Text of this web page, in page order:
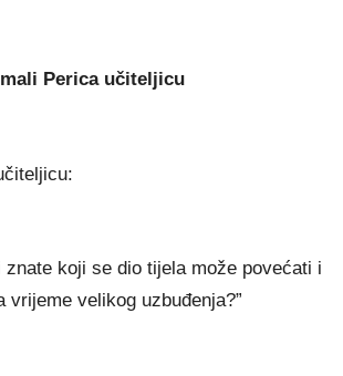
Perica učiteljicu
znate koji se dio tijela može povećati i
vrijeme velikog uzbuđenja?”